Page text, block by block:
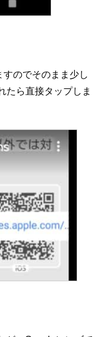
のでそのまま少し
たら直接タップしま